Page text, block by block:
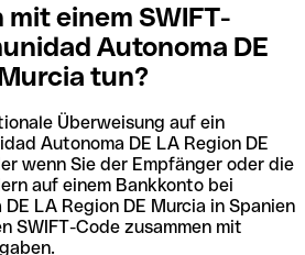
mit einem SWIFT-
Autonoma DE
tun?
Überweisung auf ein
Autonoma DE LA Region DE
wenn Sie der Empfänger oder die
auf einem Bankkonto bei
LA Region DE Murcia in Spanien
SWIFT-Code zusammen mit